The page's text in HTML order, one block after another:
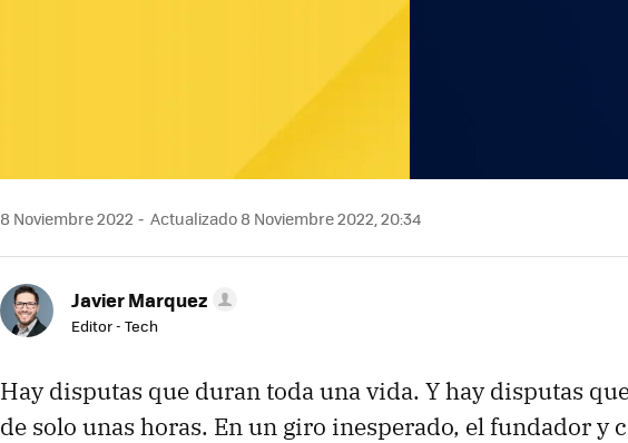
8 Noviembre 2022 Actualizado 8 Noviembre 2022, 20:34
Javier Marquez
Editor - Tech
Hay disputas que duran toda una vida. Y hay disputas
de solo unas horas. En un giro inesperado, el fundador y